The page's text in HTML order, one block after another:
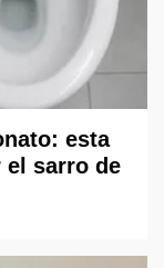
esta
el sarro de